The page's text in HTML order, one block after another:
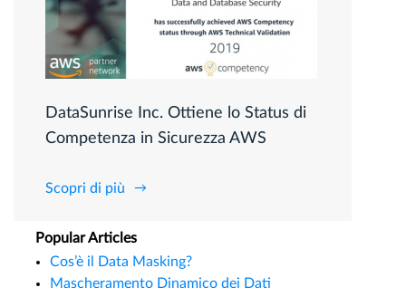
DataSunrise Inc. Ottiene lo Status di
Competenza in Sicurezza AWS
Scopri di più
Popular Articles
Cos’è il Data Masking?
Mascheramento Dinamico dei Dati